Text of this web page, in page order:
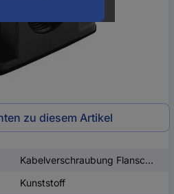
zu diesem Artikel
Kabelverschraubung Flanschwinkel
Kunststoff